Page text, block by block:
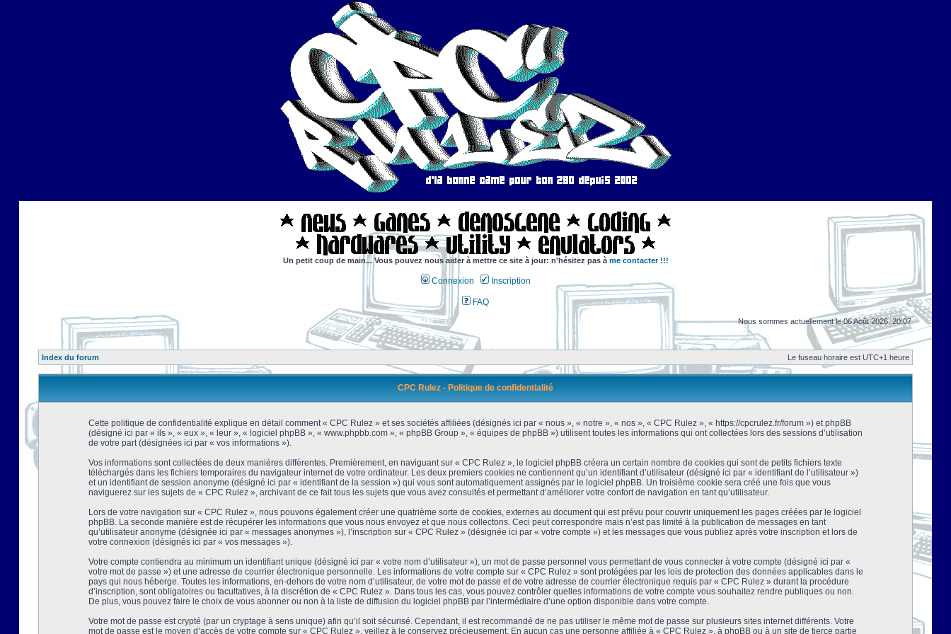
Un petit coup de main... Vous pouvez nous aider à mettre ce site à jour: n'hésitez pas à me contacter !!!
Connexion Inscription
FAQ
Nous sommes actuellement le 06 Août 2026, 20:07
Index du forum Le fuseau horaire est UTC+1 heure
CPC Rulez - Politique de confidentialité
Cette politique de confidentialité explique en détail comment « CPC Rulez » et ses sociétés affiliées (désignés ici par « nous », « notre », « nos », « CPC Rulez », « https://cpcrulez.fr/forum ») et phpBB
(désigné ici par « ils », « eux », « leur », « logiciel phpBB », « www.phpbb.com », « phpBB Group », « équipes de phpBB ») utilisent toutes les informations qui ont collectées lors des sessions d’utilisation
de votre part (désignées ici par « vos informations »).
Vos informations sont collectées de deux manières différentes. Premièrement, en naviguant sur « CPC Rulez », le logiciel phpBB créera un certain nombre de cookies qui sont de petits fichiers texte
téléchargés dans les fichiers temporaires du navigateur internet de votre ordinateur. Les deux premiers cookies ne contiennent qu’un identifiant d’utilisateur (désigné ici par « identifiant de l’utilisateur »)
et un identifiant de session anonyme (désigné ici par « identifiant de la session ») qui vous sont automatiquement assignés par le logiciel phpBB. Un troisième cookie sera créé une fois que vous
naviguerez sur les sujets de « CPC Rulez », archivant de ce fait tous les sujets que vous avez consultés et permettant d’améliorer votre confort de navigation en tant qu’utilisateur.
Lors de votre navigation sur « CPC Rulez », nous pouvons également créer une quatrième sorte de cookies, externes au document qui est prévu pour couvrir uniquement les pages créées par le logiciel
phpBB. La seconde manière est de récupérer les informations que vous nous envoyez et que nous collectons. Ceci peut correspondre mais n’est pas limité à la publication de messages en tant
qu’utilisateur anonyme (désignée ici par « messages anonymes »), l’inscription sur « CPC Rulez » (désignée ici par « votre compte ») et les messages que vous publiez après votre inscription et lors de
votre connexion (désignés ici par « vos messages »).
Votre compte contiendra au minimum un identifiant unique (désigné ici par « votre nom d’utilisateur »), un mot de passe personnel vous permettant de vous connecter à votre compte (désigné ici par «
votre mot de passe ») et une adresse de courrier électronique personnelle. Les informations de votre compte sur « CPC Rulez » sont protégées par les lois de protection des données applicables dans le
pays qui nous héberge. Toutes les informations, en-dehors de votre nom d’utilisateur, de votre mot de passe et de votre adresse de courrier électronique requis par « CPC Rulez » durant la procédure
d’inscription, sont obligatoires ou facultatives, à la discrétion de « CPC Rulez ». Dans tous les cas, vous pouvez contrôler quelles informations de votre compte vous souhaitez rendre publiques ou non.
De plus, vous pouvez faire le choix de vous abonner ou non à la liste de diffusion du logiciel phpBB par l’intermédiaire d’une option disponible dans votre compte.
Votre mot de passe est crypté (par un cryptage à sens unique) afin qu’il soit sécurisé. Cependant, il est recommandé de ne pas utiliser le même mot de passe sur plusieurs sites internet différents. Votre
mot de passe est le moyen d’accès de votre compte sur « CPC Rulez », veillez à le conservez précieusement. En aucun cas une personne affiliée à « CPC Rulez », à phpBB ou à un site de tierce partie